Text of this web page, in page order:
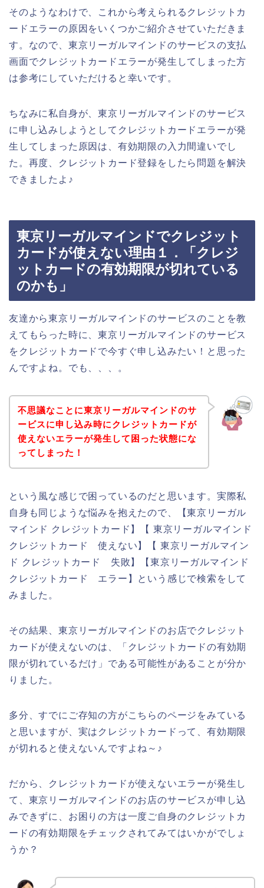
そのようなわけで、これから考えられるクレジットカ
ードエラーの原因をいくつかご紹介させていただきま
す。なので、東京リーガルマインドのサービスの支払
画面でクレジットカードエラーが発生してしまった方
は参考にしていただけると幸いです。
ちなみに私自身が、東京リーガルマインドのサービス
に申し込みしようとしてクレジットカードエラーが発
生してしまった原因は、有効期限の入力間違いでし
た。再度、クレジットカード登録をしたら問題を解決
できましたよ♪
東京リーガルマインドでクレジット
カードが使えない理由１．「クレジ
ットカードの有効期限が切れている
のかも」
友達から東京リーガルマインドのサービスのことを教
えてもらった時に、東京リーガルマインドのサービス
をクレジットカードで今すぐ申し込みたい！と思った
んですよね。でも、、、。
不思議なことに東京リーガルマインドのサ
ービスに申し込み時にクレジットカードが
使えないエラーが発生して困った状態にな
ってしまった！
という風な感じで困っているのだと思います。実際私
自身も同じような悩みを抱えたので、【東京リーガル
マインド クレジットカード】【 東京リーガルマインド
クレジットカード 使えない】【 東京リーガルマイン
ド クレジットカード 失敗】【東京リーガルマインド
クレジットカード エラー】という感じで検索をして
みました。
その結果、東京リーガルマインドのお店でクレジット
カードが使えないのは、「クレジットカードの有効期
限が切れているだけ」である可能性があることが分か
りました。
多分、すでにご存知の方がこちらのページをみている
と思いますが、実はクレジットカードって、有効期限
が切れると使えないんですよね～♪
だから、クレジットカードが使えないエラーが発生し
て、東京リーガルマインドのお店のサービスが申し込
みできずに、お困りの方は一度ご自身のクレジットカ
ードの有効期限をチェックされてみてはいかがでしょ
うか？